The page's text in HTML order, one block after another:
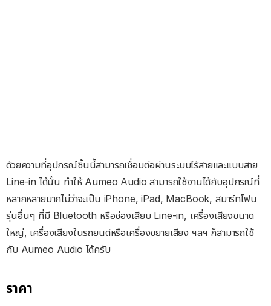
ด้วยความที่อุปกรณ์ชิ้นนี้สามารถเชื่อมต่อผ่านระบบไร้สายและแบบสาย
Line-in ได้นั้น ทำให้ Aumeo Audio สามารถใช้งานได้กับอุปกรณ์ที่
หลากหลายมากไม่ว่าจะเป็น iPhone, iPad, MacBook, สมาร์ทโฟน
รุ่นอื่นๆ ที่มี Bluetooth หรือช่องเสียบ Line-in, เครื่องเสียงขนาด
ใหญ่, เครื่องเสียงในรถยนต์หรือเครื่องขยายเสียง ฯลฯ ก็สามารถใช้
กับ Aumeo Audio ได้ครับ
ราคา